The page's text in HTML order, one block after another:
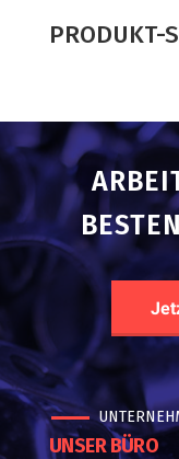
PRODUKT-
UNSER BÜRO